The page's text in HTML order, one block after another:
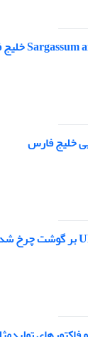
خلیج فارس